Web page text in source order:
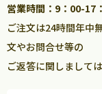
営業時間：9：00-17
ご注文は24時間年中
文やお問合せ等の
ご返答に関しまして